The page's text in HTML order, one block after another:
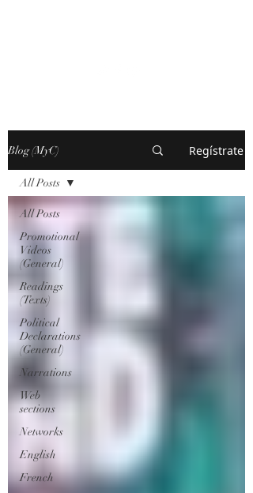
Blog (MyC) Regístrate
All Posts
Promotional
Videos
(General)
Readings
(Texts)
Political
Declarations
(General)
Narrations
Web
sections
Networks
English
French
All Posts